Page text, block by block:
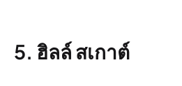
5. ฮิลล์ สเกาต์